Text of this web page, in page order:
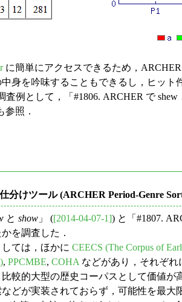
に簡単にアクセスできるため，
身を吟味することもできるし，ヒッ
例として，「#1806. ARCHER で shew
参照．
分けツール (ARCHER Period-Genre
と show 」 ([2014-04-07-1]) と「#1807.
を調査した．
ては，ほかに CEECS (The Corpus of
, PPCMBE, COHA などがあり，それぞれ
較的大型の歴史コーパスとして価値が
どが実装されておらず，可能性を最